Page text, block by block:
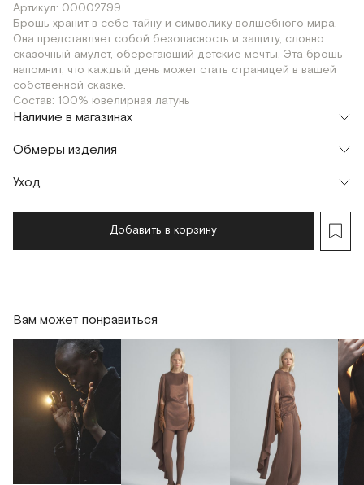
Артикул: 00002799
Брошь хранит в себе тайну и символику волшебного мира.
Она представляет собой безопасность и защиту, словно
сказочный амулет, оберегающий детские мечты. Эта брошь
напомнит, что каждый день может стать страницей в вашей
собственной сказке.
Состав: 100% ювелирная латунь
Наличие в магазинах
г. Москва, Малая Бронная 16
OS
г. Москва, Малая Бронная 24/3
OS
Обмеры изделия
Уход
Добавить в корзину
Вам может понравиться